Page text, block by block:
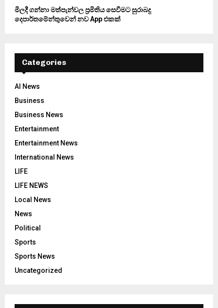
මිලදී ගන්නා මත්පැන්වල ප්‍රමිතිය සෙවීමට සුරාබදු
දෙපාර්තමේන්තුවෙන් නව App එකක්
Categories
AI News
Business
Business News
Entertainment
Entertainment News
International News
LIFE
LIFE NEWS
Local News
News
Political
Sports
Sports News
Uncategorized